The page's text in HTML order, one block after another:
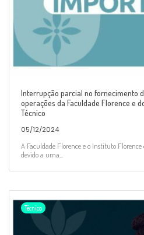
Interrupção parcial no fornecimento
operações da Faculdade Florence e
Técnico
05/12/2024
A Faculdade Florence e o Instituto
devido a uma...
Técnico